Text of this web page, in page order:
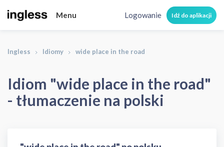
Menu Logowanie Idź do aplikacji
Ingless Idiomy wide place in the road
Idiom "wide place in the road"
- tłumaczenie na polski